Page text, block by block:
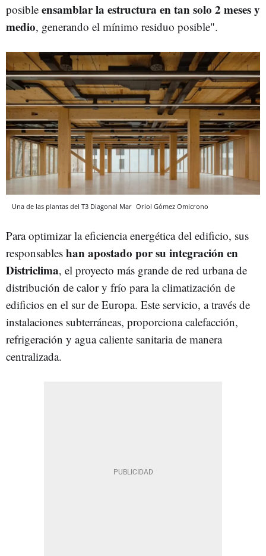
posible ensamblar la estructura en tan solo 2 meses y
medio, generando el mínimo residuo posible".
Una de las plantas del T3 Diagonal Mar Oriol Gómez Omicrono
Para optimizar la eficiencia energética del edificio, sus
responsables han apostado por su integración en
Districlima, el proyecto más grande de red urbana de
distribución de calor y frío para la climatización de
edificios en el sur de Europa. Este servicio, a través de
instalaciones subterráneas, proporciona calefacción,
refrigeración y agua caliente sanitaria de manera
centralizada.